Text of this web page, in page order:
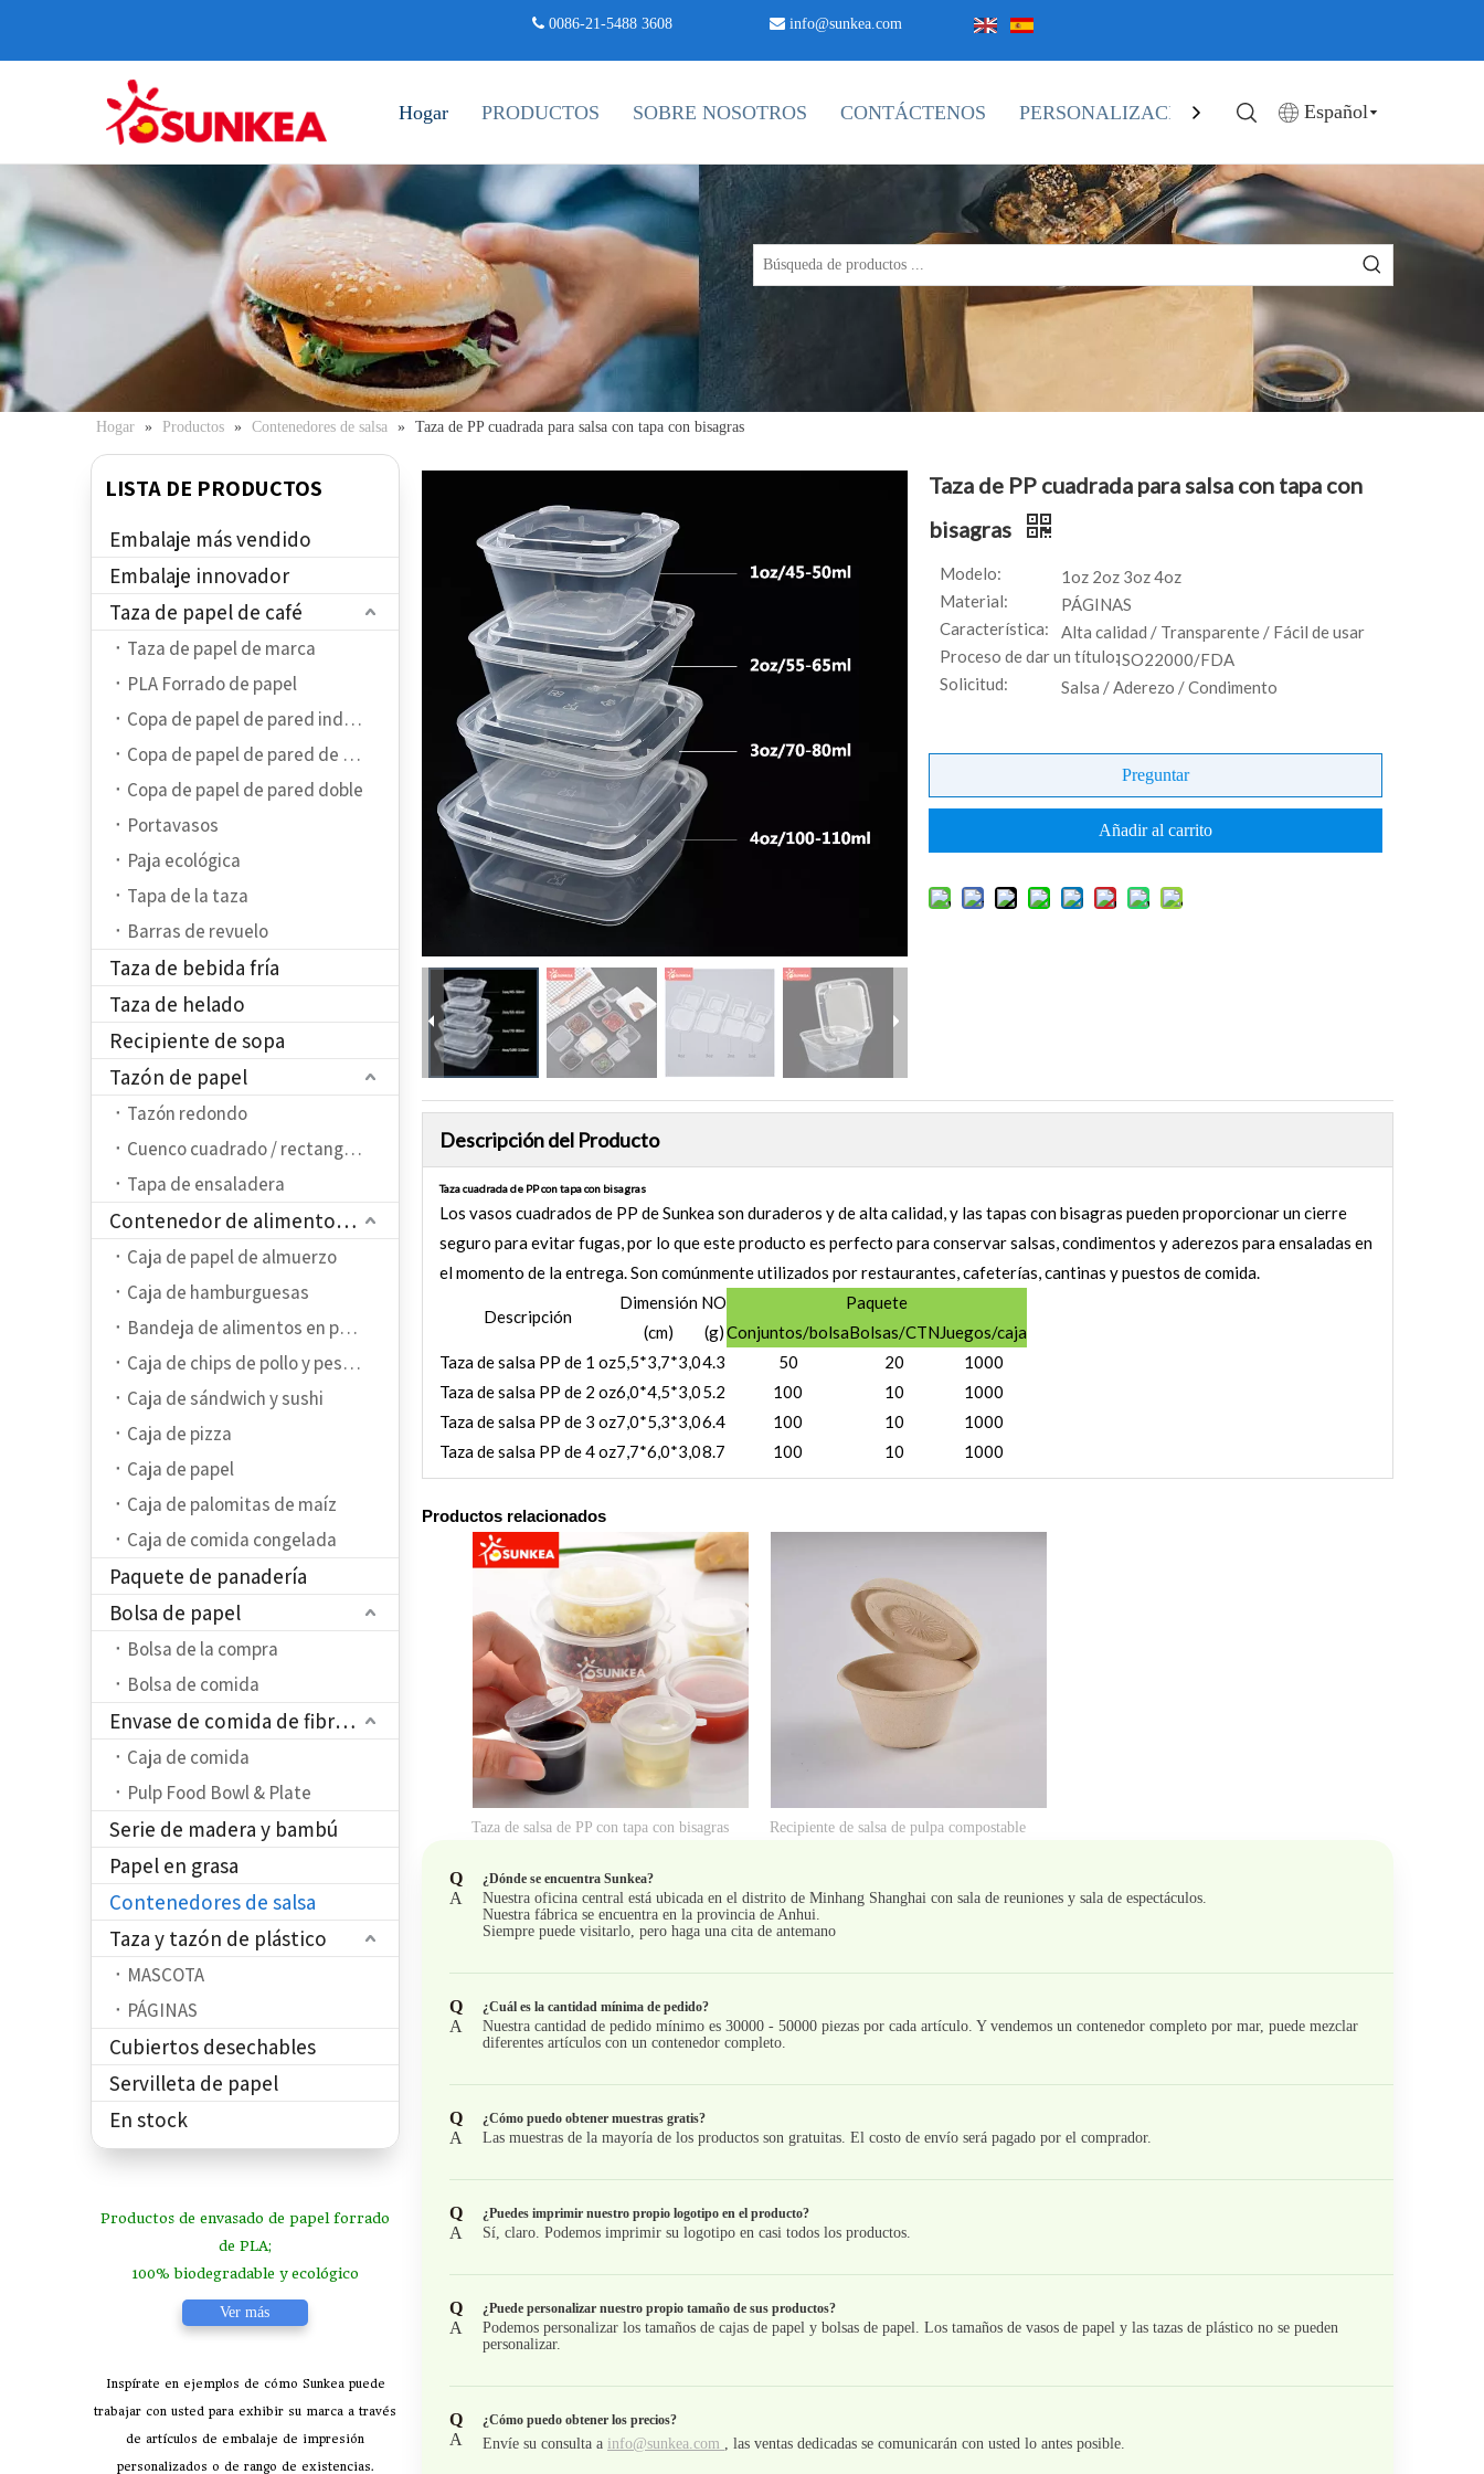
 0086-21-5488 3608  info@sunkea.com
Hogar PRODUCTOS SOBRE NOSOTROS CONTÁCTENOS PERSONALIZACIÓN EN STOCKEspañol
Hogar » Productos » Contenedores de salsa » Taza de PP cuadrada para salsa con tapa con bisagras
LISTA DE PRODUCTOS
Embalaje más vendido
Embalaje innovador
Taza de papel de café
Taza de papel de marca
PLA Forrado de papel
Copa de papel de pared individual
Copa de papel de pared de ondulación
Copa de papel de pared doble
Portavasos
Paja ecológica
Tapa de la taza
Barras de revuelo
Taza de bebida fría
Taza de helado
Recipiente de sopa
Tazón de papel
Tazón redondo
Cuenco cuadrado / rectangular
Tapa de ensaladera
Contenedor de alimentos de papel
Caja de papel de almuerzo
Caja de hamburguesas
Bandeja de alimentos en papel
Caja de chips de pollo y pescado frito
Caja de sándwich y sushi
Caja de pizza
Caja de papel
Caja de palomitas de maíz
Caja de comida congelada
Paquete de panadería
Bolsa de papel
Bolsa de la compra
Bolsa de comida
Envase de comida de fibra de pulpa
Caja de comida
Pulp Food Bowl & Plate
Serie de madera y bambú
Papel en grasa
Contenedores de salsa
Taza y tazón de plástico
MASCOTA
PÁGINAS
Cubiertos desechables
Servilleta de papel
En stock
Productos de envasado de papel forrado
de PLA;
100% biodegradable y ecológico
Ver más
Inspírate en ejemplos de cómo Sunkea puede
trabajar con usted para exhibir su marca a través
de artículos de embalaje de impresión
personalizados o de rango de existencias.
Taza de PP cuadrada para salsa con tapa con
bisagras
Modelo:
1oz 2oz 3oz 4oz
Material:
PÁGINAS
Característica:
Alta calidad / Transparente / Fácil de usar
Proceso de dar un título:ISO22000/FDA
Solicitud:
Salsa / Aderezo / Condimento
Preguntar
Añadir al carrito
Descripción del Producto
Taza cuadrada de PP con tapa con bisagras
Los vasos cuadrados de PP de Sunkea son duraderos y de alta calidad, y las tapas con bisagras pueden proporcionar un cierre
seguro para evitar fugas, por lo que este producto es perfecto para conservar salsas, condimentos y aderezos para ensaladas en
el momento de la entrega. Son comúnmente utilizados por restaurantes, cafeterías, cantinas y puestos de comida.
Descripción
Dimensión
(cm)
NO
(g)
Paquete
Conjuntos/bolsaBolsas/CTNJuegos/caja
Taza de salsa PP de 1 oz5,5*3,7*3,04.3 50 20
1000
Taza de salsa PP de 2 oz6,0*4,5*3,05.2 100 10
1000
Taza de salsa PP de 3 oz7,0*5,3*3,06.4 100 10
1000
Taza de salsa PP de 4 oz7,7*6,0*3,08.7 100 10 1000
Productos relacionados
Taza de salsa de PP con tapa con bisagras Recipiente de salsa de pulpa compostable
Q ¿Dónde se encuentra Sunkea?
A
Nuestra oficina central está ubicada en el distrito de Minhang Shanghai con sala de reuniones y sala de espectáculos.
Nuestra fábrica se encuentra en la provincia de Anhui.
Siempre puede visitarlo, pero haga una cita de antemano
Q ¿Cuál es la cantidad mínima de pedido?
A
Nuestra cantidad de pedido mínimo es 30000 - 50000 piezas por cada artículo. Y vendemos un contenedor completo por mar, puede mezclar
diferentes artículos con un contenedor completo.
Q ¿Cómo puedo obtener muestras gratis?
A Las muestras de la mayoría de los productos son gratuitas. El costo de envío será pagado por el comprador.
Q ¿Puedes imprimir nuestro propio logotipo en el producto?
A Sí, claro. Podemos imprimir su logotipo en casi todos los productos.
Q ¿Puede personalizar nuestro propio tamaño de sus productos?
A
Podemos personalizar los tamaños de cajas de papel y bolsas de papel. Los tamaños de vasos de papel y las tazas de plástico no se pueden
personalizar.
Q ¿Cómo puedo obtener los precios?
A Envíe su consulta a info@sunkea.com , las ventas dedicadas se comunicarán con usted lo antes posible.